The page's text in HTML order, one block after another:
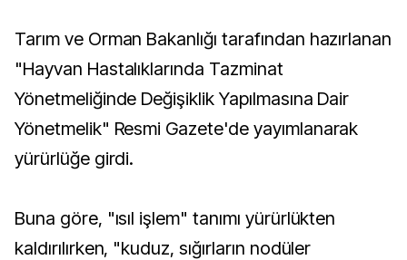
Tarım ve Orman Bakanlığı tarafından hazırlanan
"Hayvan Hastalıklarında Tazminat
Yönetmeliğinde Değişiklik Yapılmasına Dair
Yönetmelik" Resmi Gazete'de yayımlanarak
yürürlüğe girdi.
Buna göre, "ısıl işlem" tanımı yürürlükten
kaldırılırken, "kuduz, sığırların nodüler